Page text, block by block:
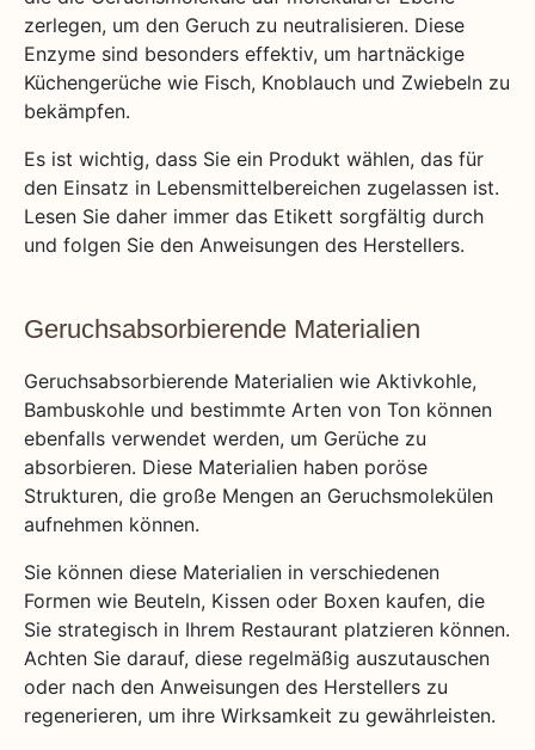
zerlegen, um den Geruch zu neutralisieren. Diese
Enzyme sind besonders effektiv, um hartnäckige
Küchengerüche wie Fisch, Knoblauch und Zwiebeln zu
bekämpfen.
Es ist wichtig, dass Sie ein Produkt wählen, das für
den Einsatz in Lebensmittelbereichen zugelassen ist.
Lesen Sie daher immer das Etikett sorgfältig durch
und folgen Sie den Anweisungen des Herstellers.
Geruchsabsorbierende Materialien
Geruchsabsorbierende Materialien wie Aktivkohle,
Bambuskohle und bestimmte Arten von Ton können
ebenfalls verwendet werden, um Gerüche zu
absorbieren. Diese Materialien haben poröse
Strukturen, die große Mengen an Geruchsmolekülen
aufnehmen können.
Sie können diese Materialien in verschiedenen
Formen wie Beuteln, Kissen oder Boxen kaufen, die
Sie strategisch in Ihrem Restaurant platzieren können.
Achten Sie darauf, diese regelmäßig auszutauschen
oder nach den Anweisungen des Herstellers zu
regenerieren, um ihre Wirksamkeit zu gewährleisten.